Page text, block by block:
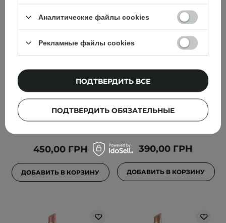
Balm - Увлажняющий
бальзам для губ с
пигментом - #04 Nudy
1
450,00 ГРН
ДОБАВИТЬ В КОРЗИНУ
Serum - Сыворотка для
губ в форме сияющей
помады - 500 Frosted
390,00 ГРН
ДОБАВИТЬ В КОРЗИНУ
Аналитические файлы cookies
Рекламные файлы cookies
ПОДТВЕРДИТЬ ОБЯЗАТЕЛЬНЫЕ
ПОДТВЕРДИТЬ ВСЕ